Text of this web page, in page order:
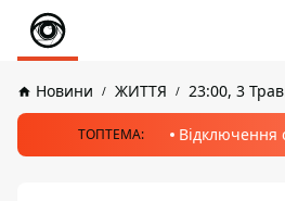
Новини ЖИТТЯ 23:00, 3
ТОПТЕМА: Відключення